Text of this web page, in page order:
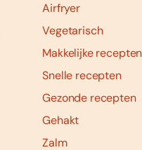
Airfryer
Vegetarisch
Makkelijke recepten
Snelle recepten
Gezonde recepten
Gehakt
Zalm